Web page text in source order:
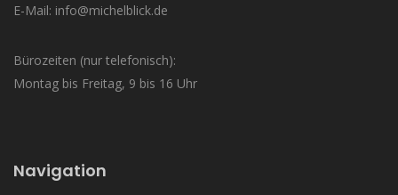
E-Mail: info@michelblick.de
Bürozeiten (nur telefonisch):
Montag bis Freitag, 9 bis 16 Uhr
Navigation